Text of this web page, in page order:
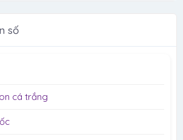
số
cá trắng